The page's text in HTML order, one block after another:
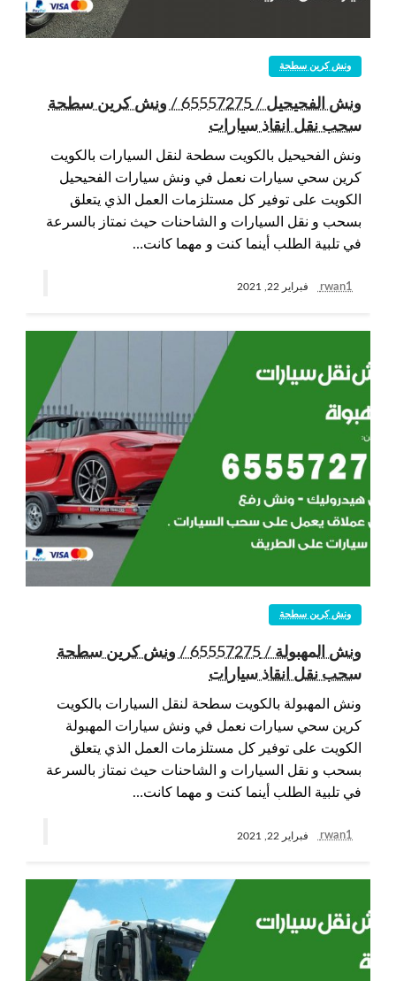
ونش كرين سطحة
ونش الفحيحيل / 65557275 / ونش كرين سطحة
سحب نقل انقاذ سيارات
ونش الفحيحيل بالكويت سطحة لنقل السيارات بالكويت
كرين سحي سيارات نعمل في ونش سيارات الفحيحيل
الكويت على توفير كل مستلزمات العمل الذي يتعلق
بسحب و نقل السيارات و الشاحنات حيث نمتاز بالسرعة
في تلبية الطلب أينما كنت و مهما كانت…
rwan1 فبراير 22, 2021
ونش كرين سطحة
ونش المهبولة / 65557275 / ونش كرين سطحة
سحب نقل انقاذ سيارات
ونش المهبولة بالكويت سطحة لنقل السيارات بالكويت
كرين سحي سيارات نعمل في ونش سيارات المهبولة
الكويت على توفير كل مستلزمات العمل الذي يتعلق
بسحب و نقل السيارات و الشاحنات حيث نمتاز بالسرعة
في تلبية الطلب أينما كنت و مهما كانت…
rwan1 فبراير 22, 2021